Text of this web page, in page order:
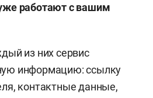
работают с вашим
из них сервис
информацию: ссылку
контактные данные,